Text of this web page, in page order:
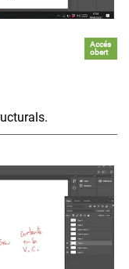
Accés
obert